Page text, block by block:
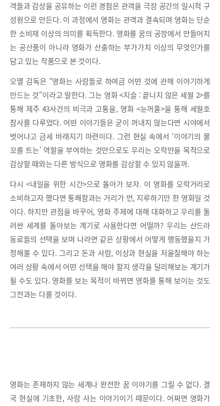
객들과 감상을 공유하는 이런 경험은 관객을 극장 공간의 일시적 구
성원으로 만든다. 이 과정에서 영화는 관객과 결속되며 영화는 단순
한 소비재 이상의 의미를 획득한다. 영화를 꿈의 공장에서 만들어지
는 공산품이 아니라 영화가 산출하는 부가가치 이상의 무엇인가를
담고 있는 작품으로 본 것이다.
오멸 감독은 “영화는 사람들로 하여금 어떤 것에 관해 이야기하게
만드는 것”이라고 말한다. 그는 영화 <지슬 : 끝나지 않은 세월 2>를
통해 제주 43사건의 비극과 고통을, 영화 <눈꺼풀>을 통해 세월호
참사를 다루었다. 어떤 이야기들은 굳이 꺼내지 않는다면 시야에서
벗어나고 금세 바래지기 마련이다. 그런 현실 속에서 ‘이야기의 물
꼬를 트는’ 역할을 부여하는 것만으로도 우리는 오락만을 목적으로
감상할 때와는 다른 방식으로 영화를 감상할 수 있지 않을까.
다시 <내일을 위한 시간>으로 돌아가 보자. 이 영화를 오락거리로
소비하고자 했다면 통쾌함과는 거리가 먼, 지루하기만 한 영화일 것
이다. 하지만 관점을 바꾸어, 영화 주제에 대해 대화하고 우리를 둘
러싼 세계를 돌아보는 계기로 사용한다면 어떨까? 우리는 산드라
동료들의 선택을 보며 나라면 같은 상황에서 어떻게 행동했을지 가
정해볼 수 있다. 그리고 돈과 사람, 이상과 현실을 저울질해야 하는
여러 상황 속에서 어떤 선택을 해야 할지 생각을 달리해보는 계기가
될 수도 있다. 영화를 보는 목적이 바뀌면 영화를 통해 보이는 것도
그전과는 다를 것이다.
영화는 존재하지 않는 세계나 완전한 꿈 이야기를 그릴 수 없다. 결
국 현실에 기초한, 사람 사는 이야기이기 때문이다. 어쩌면 영화가